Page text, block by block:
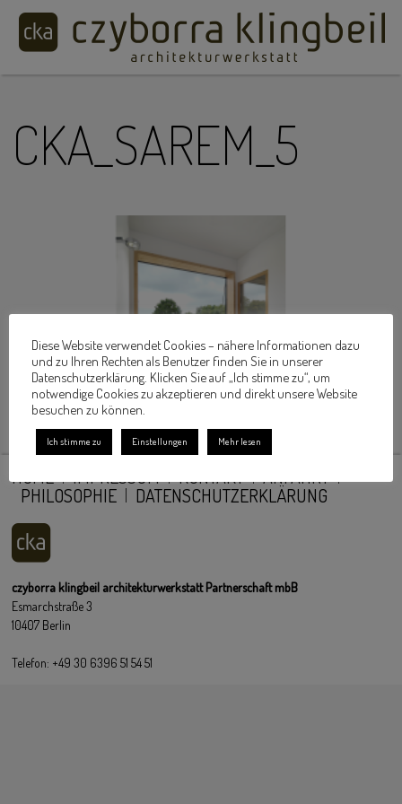
CKA_SAREM_5
HOME IMPRESSUM KONTAKT
ANFAHRT
PHILOSOPHIE
DATENSCHUTZERKLÄRUNG
czyborra klingbeil architekturwerkstatt Partnerschaft mbB
Esmarchstraße 3
10407 Berlin
Telefon: +49 30 6396 51 54 51
Diese Website verwendet Cookies – nähere Informationen dazu
und zu Ihren Rechten als Benutzer finden Sie in unserer
Datenschutzerklärung. Klicken Sie auf „Ich stimme zu“, um
notwendige Cookies zu akzeptieren und direkt unsere Website
besuchen zu können.
Ich stimme zu Einstellungen Mehr lesen